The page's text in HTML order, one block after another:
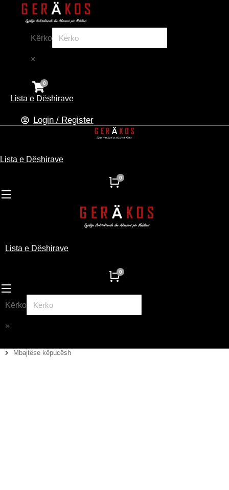
Kërko
×
Lista e Dëshirave
Login / Register
Lista e Dëshirave
Lista e Dëshirave
Kërko
×
You are here:
Mbajtëse këpucësh